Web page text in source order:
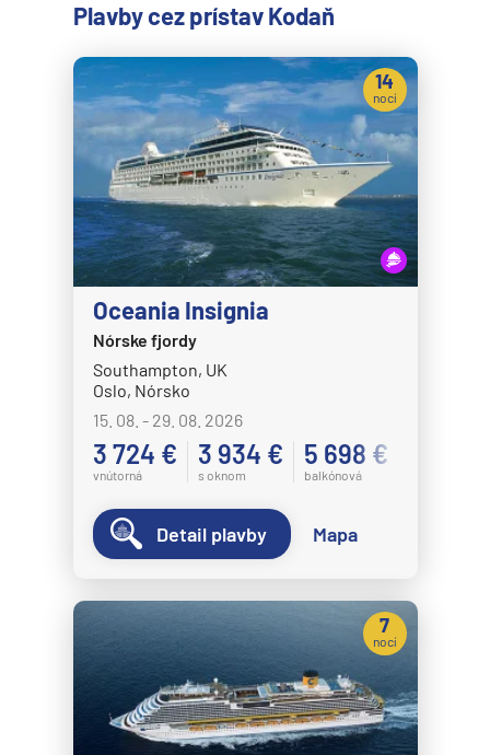
Plavby cez prístav Kodaň
Oceania Insignia
Nórske fjordy
Southampton, UK
Oslo, Nórsko
15. 08. - 29. 08. 2026
3 724 €
vnútorná
3 934 €
s oknom
5 698 €
balkónová
14
nocí
Detail plavby Mapa
7
nocí